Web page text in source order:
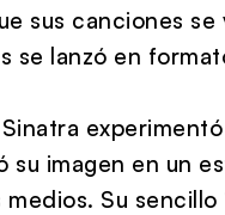
sus canciones
se lanzó en
imagen en un
Su